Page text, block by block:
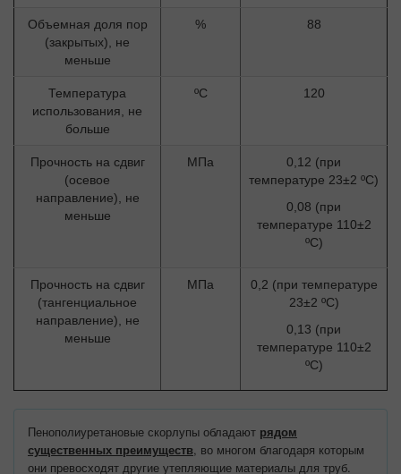
Объемная доля пор
(закрытых), не
меньше
% 88
Температура
использования, не
больше
ºС 120
Прочность на сдвиг
(осевое
направление), не
меньше
МПа
0,12 (при
температуре 23±2 ºС)
0,08 (при
температуре 110±2
ºС)
Прочность на сдвиг
(тангенциальное
направление), не
меньше
МПа
0,2 (при температуре
23±2 ºС)
0,13 (при
температуре 110±2
ºС)
Пенополиуретановые скорлупы обладают рядом
существенных преимуществ, во многом благодаря которым
они превосходят другие утепляющие материалы для труб.